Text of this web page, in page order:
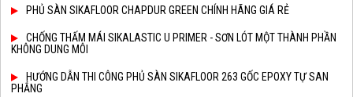
PHỦ SÀN SIKAFLOOR CHAPDUR GREEN CHÍNH HÃNG GIÁ RẺ
CHỐNG THẤM MÁI SIKALASTIC U PRIMER - SƠN LÓT MỘT THÀNH PHẦN
KHÔNG DUNG MÔI
HƯỚNG DẪN THI CÔNG PHỦ SÀN SIKAFLOOR 263 GỐC EPOXY TỰ SAN
PHẲNG